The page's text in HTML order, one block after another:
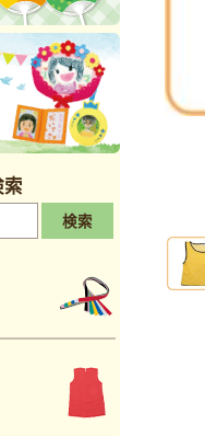
検索